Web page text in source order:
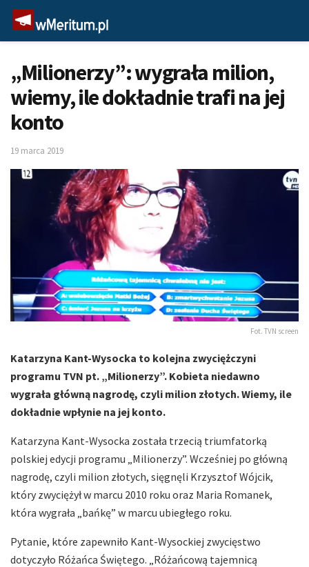
„Milionerzy”: wygrała milion,
wiemy, ile dokładnie trafi na jej
konto
19 marca 2019
Fot. TVN screen
Katarzyna Kant-Wysocka to kolejna zwyciężczyni
programu TVN pt. „Milionerzy”. Kobieta niedawno
wygrała główną nagrodę, czyli milion złotych. Wiemy, ile
dokładnie wpłynie na jej konto.
Katarzyna Kant-Wysocka została trzecią triumfatorką
polskiej edycji programu „Milionerzy”. Wcześniej po główną
nagrodę, czyli milion złotych, sięgnęli Krzysztof Wójcik,
który zwyciężył w marcu 2010 roku oraz Maria Romanek,
która wygrała „bańkę” w marcu ubiegłego roku.
Pytanie, które zapewniło Kant-Wysockiej zwycięstwo
dotyczyło Różańca Świętego. „Różańcową tajemnicą